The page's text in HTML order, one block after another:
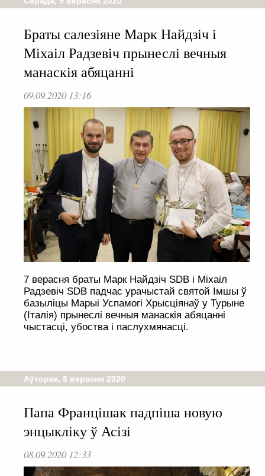
Браты салезіяне Марк Найдзіч і
Міхаіл Радзевіч прынеслі вечныя
манаскія абяцанні
09.09.2020 13:16
7 верасня браты Марк Найдзіч SDB і Міхаіл
Радзевіч SDB падчас урачыстай святой Імшы ў
базыліцы Марыі Успамогі Хрысціянаў у Турыне
(Італія) прынеслі вечныя манаскія абяцанні
чыстасці, убоства і паслухмянасці.
Аўторак, 8 верасня 2020
Папа Францішак падпіша новую
энцыкліку ў Асізі
08.09.2020 12:33